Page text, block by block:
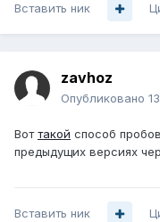
Вставить ник
zavhoz
Опубликовано
Воттакой способ
предыдущих версиях
Вставить ник